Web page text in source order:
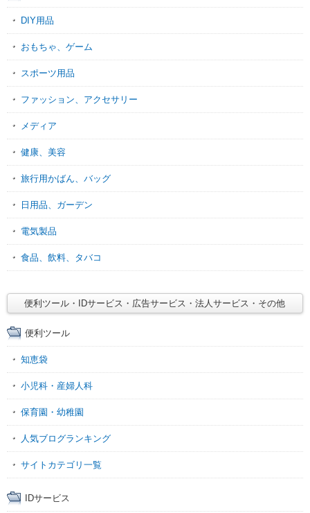
DIY用品
おもちゃ、ゲーム
スポーツ用品
ファッション、アクセサリー
メディア
健康、美容
旅行用かばん、バッグ
日用品、ガーデン
電気製品
食品、飲料、タバコ
便利ツール・IDサービス・広告サービス・法人サービス・その他
便利ツール
知恵袋
小児科・産婦人科
保育園・幼稚園
人気ブログランキング
サイトカテゴリ一覧
IDサービス